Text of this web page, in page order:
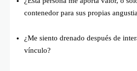
contenedor para sus propias
¿Me siento drenado después de
vínculo?